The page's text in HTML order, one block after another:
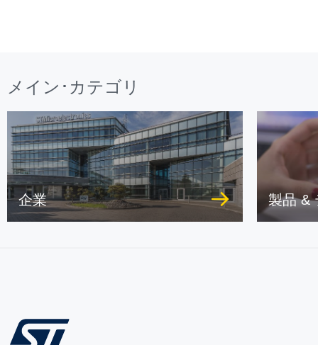
メイン･カテゴリ
企業 製品 &